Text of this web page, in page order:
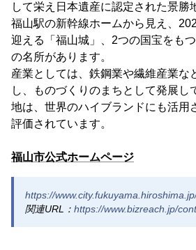
して栄え日本遺産に認定された景勝
福山駅の新幹線ホームから見え、
迎える「福山城」、2つの国宝をも
の名所があります。
産業としては、鉄鋼業や繊維産業な
し、ものづくりのまちとして発展し
地は、世界のハイブランドにも活用
評価されています。
福山市公式ホームページ
https://
関連URL： https://www.bizreach.jp/